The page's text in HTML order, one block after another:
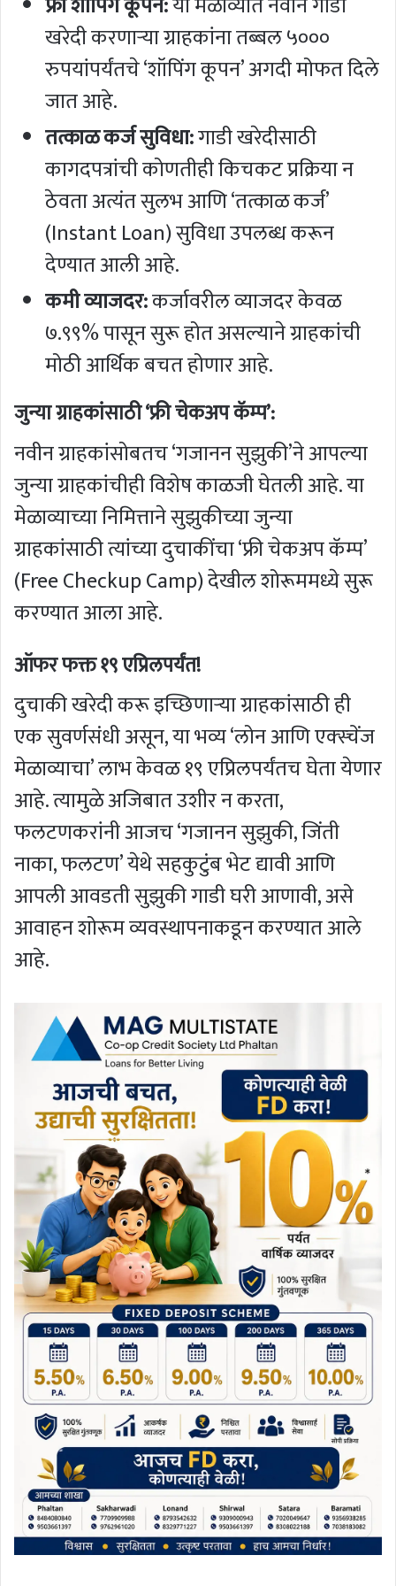
खरेदी करणाऱ्या ग्राहकांना तब्बल ५०००
रुपयांपर्यंतचे ‘शॉपिंग कूपन’ अगदी मोफत दिले
जात आहे.
तत्काळ कर्ज सुविधा:गाडी खरेदीसाठी
कागदपत्रांची कोणतीही किचकट प्रक्रिया न
ठेवता अत्यंत सुलभ आणि ‘तत्काळ कर्ज’
(Instant Loan) सुविधा उपलब्ध करून
देण्यात आली आहे.
कमी व्याजदर:कर्जावरील व्याजदर केवळ
७.९९% पासून सुरू होत असल्याने ग्राहकांची
मोठी आर्थिक बचत होणार आहे.
जुन्या ग्राहकांसाठी ‘फ्री चेकअप कॅम्प’:
नवीन ग्राहकांसोबतच ‘गजानन सुझुकी’ने आपल्या
जुन्या ग्राहकांचीही विशेष काळजी घेतली आहे. या
मेळाव्याच्या निमित्ताने सुझुकीच्या जुन्या
ग्राहकांसाठी त्यांच्या दुचाकींचा ‘फ्री चेकअप कॅम्प’
(Free Checkup Camp) देखील शोरूममध्ये सुरू
करण्यात आला आहे.
ऑफर फक्त १९ एप्रिलपर्यंत!
दुचाकी खरेदी करू इच्छिणाऱ्या ग्राहकांसाठी ही
एक सुवर्णसंधी असून, या भव्य ‘लोन आणि एक्स्चेंज
मेळाव्याचा’ लाभ केवळ १९ एप्रिलपर्यंतच घेता येणार
आहे. त्यामुळे अजिबात उशीर न करता,
फलटणकरांनी आजच ‘गजानन सुझुकी, जिंती
नाका, फलटण’ येथे सहकुटुंब भेट द्यावी आणि
आपली आवडती सुझुकी गाडी घरी आणावी, असे
आवाहन शोरूम व्यवस्थापनाकडून करण्यात आले
आहे.